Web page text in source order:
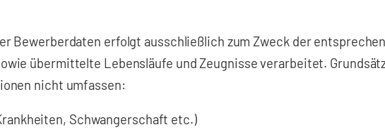
Bewerberdaten erfolgt ausschließlich zum Zweck der
übermittelte Lebensläufe und Zeugnisse verarbeitet.
nicht umfassen:
Schwangerschaft etc.)